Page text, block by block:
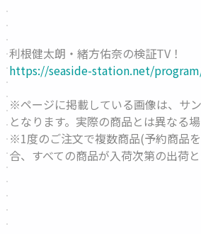
利根健太朗・緒方佑奈の検証TV！
https://seaside-station.net/
※ページに掲載している画像は、サ
となります。実際の商品とは異なる場
※1度のご注文で複数商品(予約商品
合、すべての商品が入荷次第の出荷と